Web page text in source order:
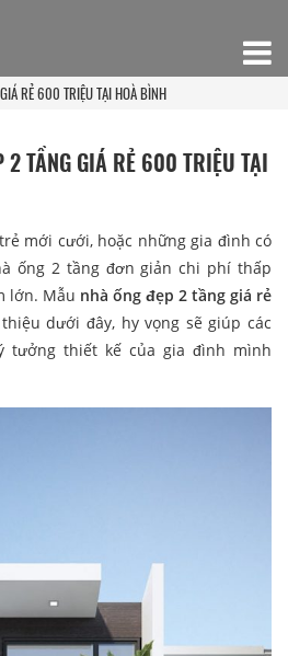
RẺ 600 TRIỆU TẠI HOÀ BÌNH
TẦNG GIÁ RẺ 600 TRIỆU TẠI
mới cưới, hoặc những gia đình có
ống 2 tầng đơn giản chi phí thấp
lớn. Mẫu nhà ống đẹp 2 tầng giá rẻ
dưới đây, hy vọng sẽ giúp các
tưởng thiết kế của gia đình mình